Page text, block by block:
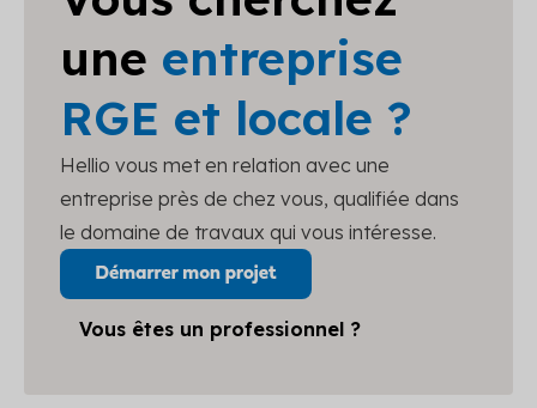
une entreprise
RGE et locale ?
Hellio vous met en relation avec une
entreprise près de chez vous, qualifiée dans
le domaine de travaux qui vous intéresse.
Vous êtes un professionnel ?